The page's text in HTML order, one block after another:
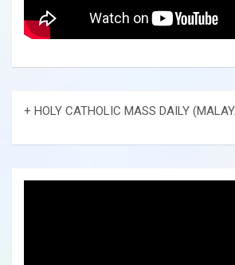
+ HOLY CATHOLIC MASS DAILY